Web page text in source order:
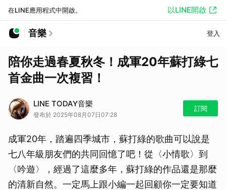
在LINE應用程式中開啟。 以LINE開啟
音樂 登入
陪你走過春夏秋冬！成軍20年蘇打綠七
首金曲一次複習！
LINE TODAY音樂
發布於 2025年08月07日07:28
訂閱
成軍20年，踏遍四季城市，蘇打綠的歌曲可以說是
七八年級朋友們的共同回憶了吧！從〈小情歌〉到
〈吟遊〉，經過了這麼多年，蘇打綠的作品還是那麼
的清新自然。一定馬上跟小編一起回顧你一定要知道